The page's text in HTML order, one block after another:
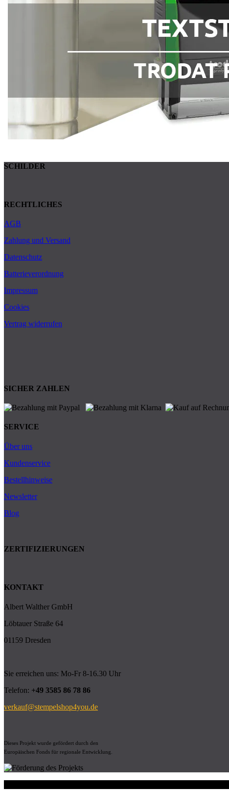
SCHILDER
RECHTLICHES
AGB
Zahlung und Versand
Datenschutz
Batterieverordnung
Impressum
Cookies
Vertrag widerrufen
SICHER ZAHLEN
SERVICE
Über uns
Kundenservice
Bestellhinweise
Newsletter
Blog
ZERTIFIZIERUNGEN
KONTAKT
Albert Walther GmbH
Löbtauer Straße 64
01159 Dresden
Sie erreichen uns: Mo-Fr 8-16.30 Uhr
Telefon: +49 3585 86 78 86
verkauf@stempelshop4you.de
Dieses Projekt wurde gefördert durch den
Europäischen Fonds für regionale Entwicklung.